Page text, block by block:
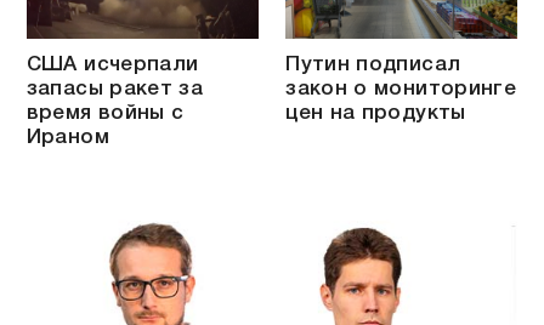
США исчерпали
запасы ракет за
время войны с
Ираном
Путин подписал
закон о мониторинге
цен на продукты